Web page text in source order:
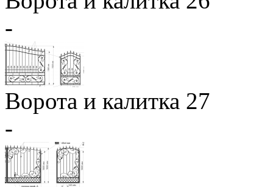
-
Ворота и калитка 27
-